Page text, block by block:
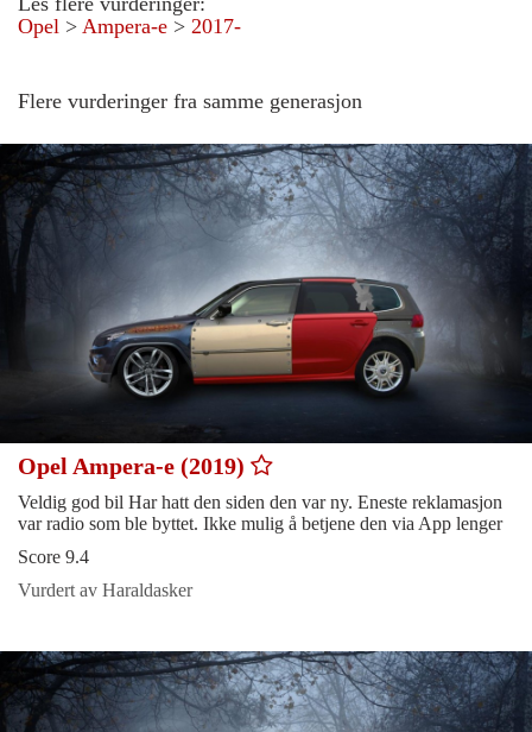
Opel > Ampera-e > 2017-
Flere vurderinger fra samme generasjon
Opel Ampera-e (2019)
Veldig god bil Har hatt den siden den var ny. Eneste reklamasjon
var radio som ble byttet. Ikke mulig å betjene den via App lenger
Score 9.4
Vurdert av Haraldasker